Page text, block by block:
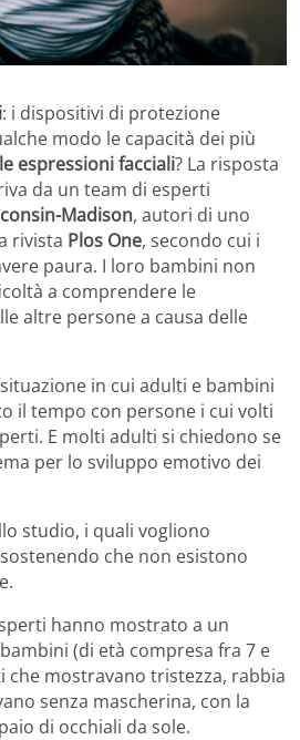
: i dispositivi di protezione
modo le capacità dei più
espressioni facciali? La risposta
da un team di esperti
Madison, autori di uno
rivista Plos One, secondo cui i
paura. I loro bambini non
a comprendere le
altre persone a causa delle
in cui adulti e bambini
il tempo con persone i cui volti
E molti adulti si chiedono se
per lo sviluppo emotivo dei
studio, i quali vogliono
che non esistono
hanno mostrato a un
(di età compresa fra 7 e
che mostravano tristezza, rabbia
senza mascherina, con la
di occhiali da sole.